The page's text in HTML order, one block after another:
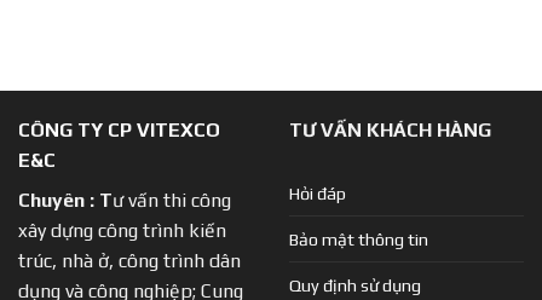
CÔNG TY CP VITEXCO
E&C
Chuyên : Tư vấn thi công
xây dựng công trình kiến
trúc, nhà ở, công trình dân
dụng và công nghiệp; Cung
TƯ VẤN KHÁCH HÀNG
Hỏi đáp
Bảo mật thông tin
Quy định sử dụng